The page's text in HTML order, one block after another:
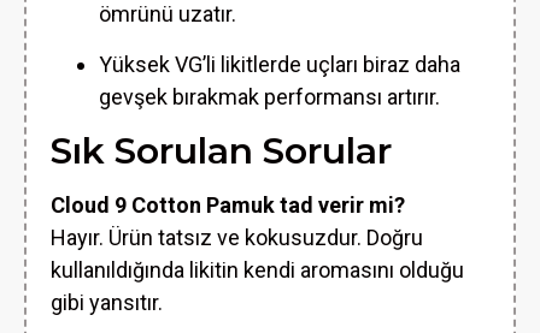
ömrünü uzatır.
Yüksek VG’li likitlerde uçları biraz daha
gevşek bırakmak performansı artırır.
Sık Sorulan Sorular
Cloud 9 Cotton Pamuk tad verir mi?
Hayır. Ürün tatsız ve kokusuzdur. Doğru
kullanıldığında likitin kendi aromasını olduğu
gibi yansıtır.